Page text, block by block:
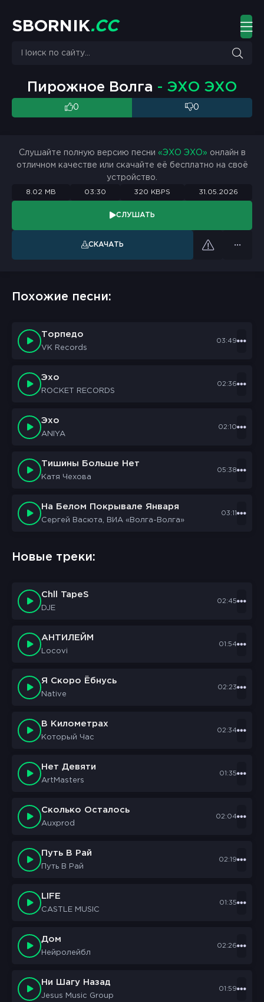
S BO R N K.CC
Пирожное Волга - ЭХО ЭХО
0 0
Слушайте полную версию песни «ЭХО ЭХО» онлайн в
отличном качестве или скачайте её бесплатно на своё
устройство.
8.02 MB 03:30 320 KBPS 31.05.2026
СЛУШАТЬ
СКАЧАТЬ
Похожие песни:
Торпедо
VK Records
03:49
Эхо
ROCKET RECORDS
02:36
Эхо
ANIYA
02:10
Тишины Больше Нет
Катя Чехова
05:38
На Белом Покрывале Января
Сергей Васюта, ВИА «Волга-Волга»
03:11
Новые треки:
Chll TapeS
DJE
02:45
АНТИЛЕЙМ
Locovi
01:54
Я Скоро Ёбнусь
Native
02:23
В Километрах
Который Час
02:34
Нет Девяти
ArtMasters
01:35
Сколько Осталось
Auxprod
02:04
Путь В Рай
Путь В Рай
02:19
LIFE
CASTLE MUSIC
01:35
Дом
Нейролейбл
02:26
Ни Шагу Назад
Jesus Music Group
01:59